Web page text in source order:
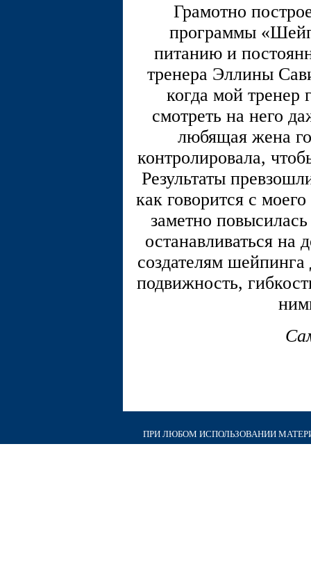
Грамотно
программы
питанию и
тренера Эллины
когда мой тренер
смотреть на него
любящая жена
контролировала,
Результаты
как говорится с
заметно
останавливаться на
создателям
подвижность,
ПРИ ЛЮБОМ ИСПОЛЬЗОВАНИИ